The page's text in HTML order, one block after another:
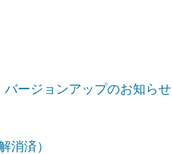
ージョンアップのお知らせ
消済）